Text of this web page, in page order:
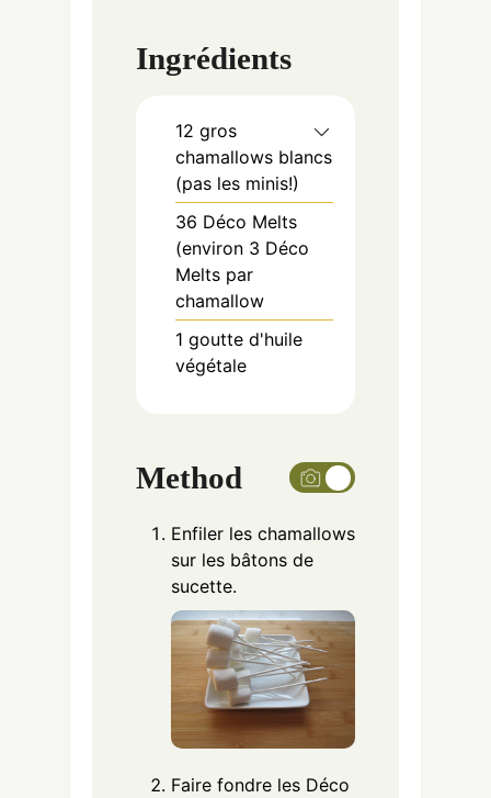
Ingrédients
12 gros
chamallows blancs
(pas les minis!)
36 Déco Melts
(environ 3 Déco
Melts par
chamallow
1 goutte d'huile
végétale
Method
Enfiler les chamallows
sur les bâtons de
sucette.
Faire fondre les Déco